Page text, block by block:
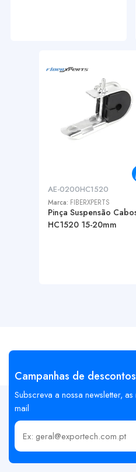
AE-0200HC1520
Marca: FIBERXPERTS
Pinça Suspensão
HC1520 15-20mm
Campanhas de
Subscreva a nossa newsletter,
mail
Insira o seu email